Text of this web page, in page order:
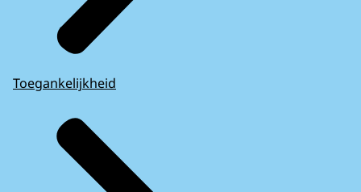
Toegankelijkheid